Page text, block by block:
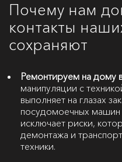
Почему нам
контакты
сохраняют
Ремонтируем на дому
манипуляции с
выполняет на глазах
посудомоечных
исключает риски,
демонтажа и
техники.